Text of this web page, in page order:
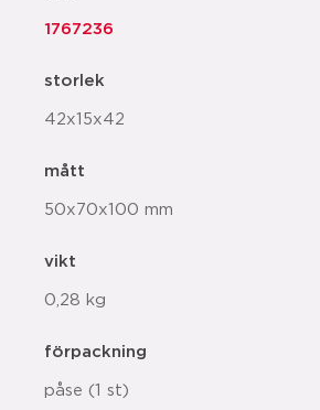
1767236
storlek
42x15x42
mått
50x70x100 mm
vikt
0,28 kg
förpackning
påse (1 st)